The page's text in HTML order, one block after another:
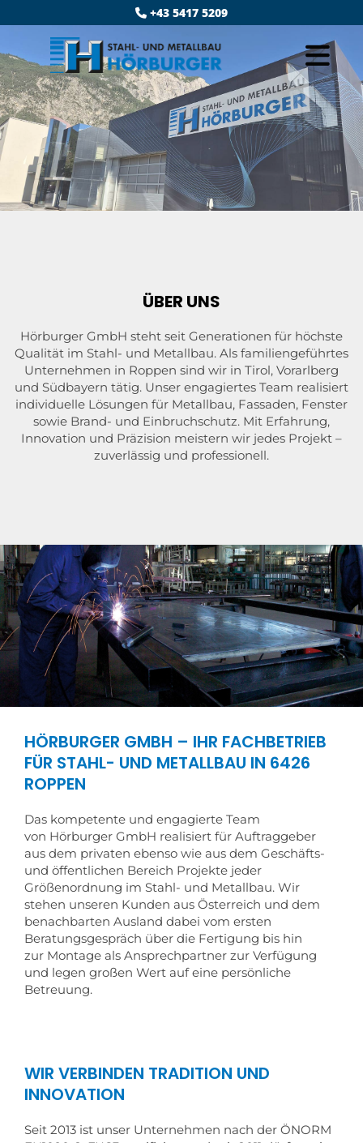
 +43 5417 5209
ÜBER UNS
Hörburger GmbH steht seit Generationen für höchste
Qualität im Stahl- und Metallbau. Als familiengeführtes
Unternehmen in Roppen sind wir in Tirol, Vorarlberg
und Südbayern tätig. Unser engagiertes Team realisiert
individuelle Lösungen für Metallbau, Fassaden, Fenster
sowie Brand- und Einbruchschutz. Mit Erfahrung,
Innovation und Präzision meistern wir jedes Projekt –
zuverlässig und professionell.
HÖRBURGER GMBH – IHR FACHBETRIEB
FÜR STAHL- UND METALLBAU IN 6426
ROPPEN
Das kompetente und engagierte Team
von Hörburger GmbH realisiert für Auftraggeber
aus dem privaten ebenso wie aus dem Geschäfts-
und öffentlichen Bereich Projekte jeder
Größenordnung im Stahl- und Metallbau. Wir
stehen unseren Kunden aus Österreich und dem
benachbarten Ausland dabei vom ersten
Beratungsgespräch über die Fertigung bis hin
zur Montage als Ansprechpartner zur Verfügung
und legen großen Wert auf eine persönliche
Betreuung.
WIR VERBINDEN TRADITION UND
INNOVATION
Seit 2013 ist unser Unternehmen nach der ÖNORM